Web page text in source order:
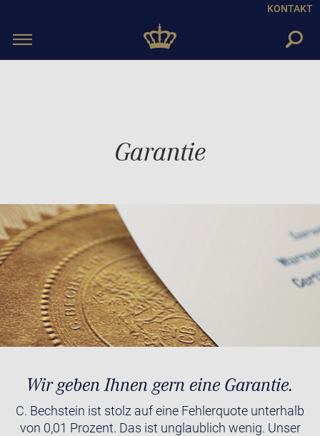
KONTAKT
Toggle
Garantie
Wir geben Ihnen gern eine Garantie.
C. Bechstein ist stolz auf eine Fehlerquote unterhalb
von 0,01 Prozent. Das ist unglaublich wenig. Unser